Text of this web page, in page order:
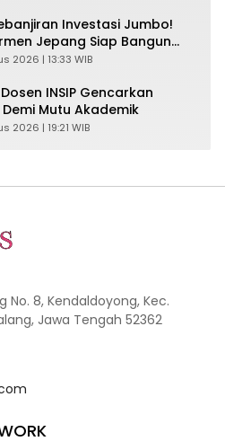
Investasi Jumbo!
Jepang Siap Bangun
Ribuan Tenaga Kerja
2026 | 13:33 WIB
Dosen INSIP Gencarkan
Demi Mutu Akademik
2026 | 19:21 WIB
No. 8, Kendaldoyong, Kec.
Jawa Tengah 52362